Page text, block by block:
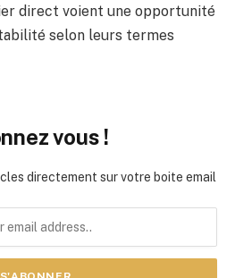
direct voient une opportunité
selon leurs termes
vous !
directement sur votre boite email